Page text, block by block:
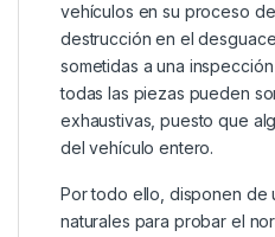
vehículos en su proceso
destrucción en el
sometidas a una
todas las piezas pueden
exhaustivas, puesto que
del vehículo entero.
Por todo ello, disponen de
naturales para probar el